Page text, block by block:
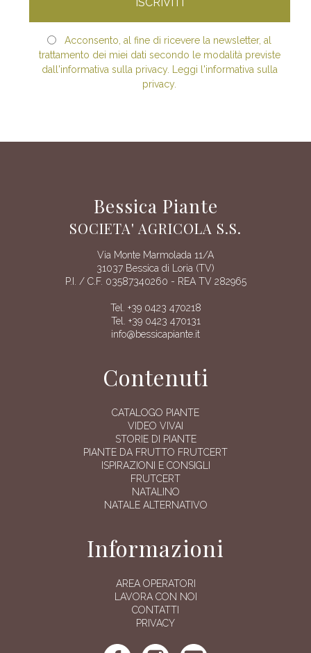
Acconsento, al fine di ricevere la newsletter, al
trattamento dei miei dati secondo le modalità previste
dall'informativa sulla privacy. Leggi l'informativa sulla
privacy.
Bessica Piante
SOCIETA' AGRICOLA S.S.
Via Monte Marmolada 11/A
31037 Bessica di Loria (TV)
P.I. / C.F. 03587340260 - REA TV 282965
Tel. +39 0423 470218
Tel. +39 0423 470131
info@bessicapiante.it
Contenuti
CATALOGO PIANTE
VIDEO VIVAI
STORIE DI PIANTE
PIANTE DA FRUTTO FRUTCERT
ISPIRAZIONI E CONSIGLI
FRUTCERT
NATALINO
NATALE ALTERNATIVO
Informazioni
AREA OPERATORI
LAVORA CON NOI
CONTATTI
PRIVACY